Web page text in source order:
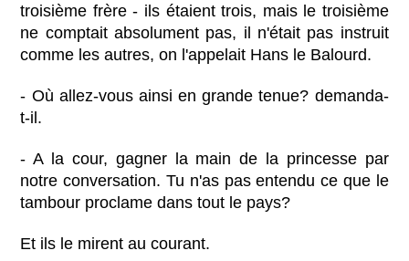
troisième frère - ils étaient trois, mais le troisième
ne comptait absolument pas, il n'était pas instruit
comme les autres, on l'appelait Hans le Balourd.
- Où allez-vous ainsi en grande tenue? demanda-
t-il.
- A la cour, gagner la main de la princesse par
notre conversation. Tu n'as pas entendu ce que le
tambour proclame dans tout le pays?
Et ils le mirent au courant.